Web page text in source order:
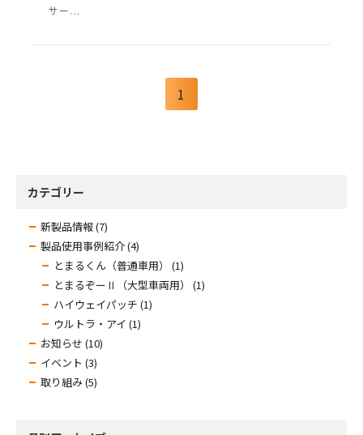
サー...
1
カテゴリー
新製品情報 (7)
製品使用事例紹介 (4)
とまるくん（普通車用） (1)
とまるぞーⅡ（大型車両用） (1)
ハイウェイパッチ (1)
ウルトラ・アイ (1)
お知らせ (10)
イベント (3)
取り組み (5)